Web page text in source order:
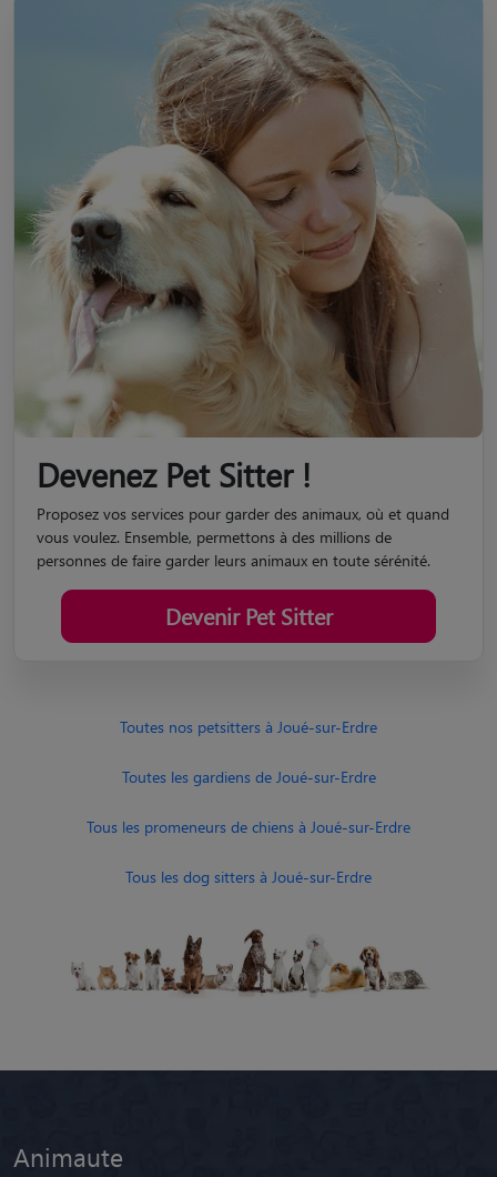
Devenez Pet Sitter !
Proposez vos services pour garder des animaux, où et quand
vous voulez. Ensemble, permettons à des millions de
personnes de faire garder leurs animaux en toute sérénité.
Devenir Pet Sitter
Toutes nos petsitters à Joué-sur-Erdre
Toutes les gardiens de Joué-sur-Erdre
Tous les promeneurs de chiens à Joué-sur-Erdre
Tous les dog sitters à Joué-sur-Erdre
Animaute